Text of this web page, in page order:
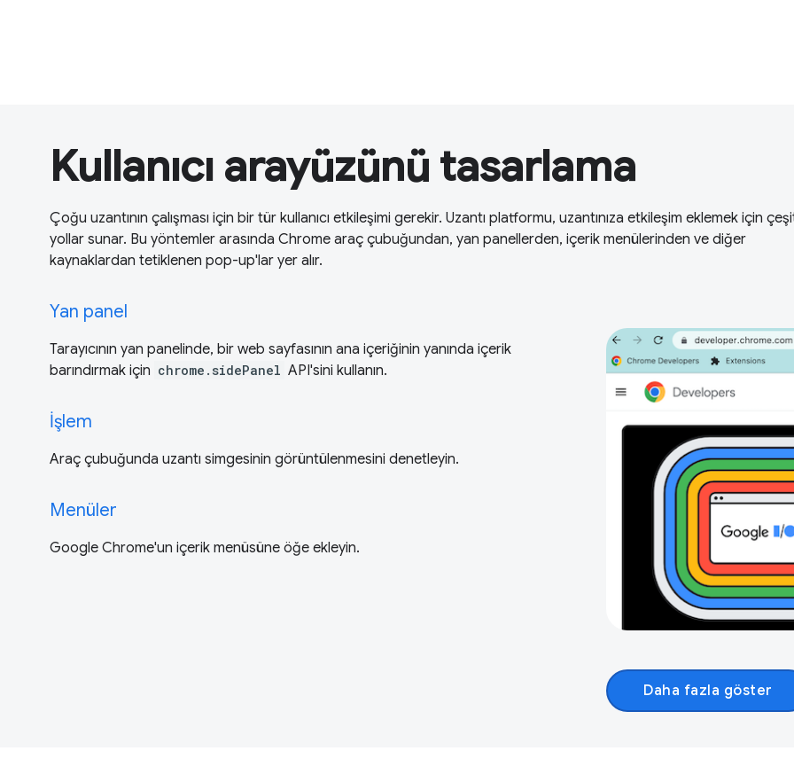
Kullanıcı arayüzünü tasarlama
Çoğu uzantının çalışması için bir tür kullanıcı etkileşimi gerekir. Uzantı platformu, uzantınıza etkileşim eklemek için
yollar sunar. Bu yöntemler arasında Chrome araç çubuğundan, yan panellerden, içerik menülerinden ve diğer
kaynaklardan tetiklenen pop-up'lar yer alır.
Yan panel
Tarayıcının yan panelinde, bir web sayfasının ana içeriğinin yanında içerik
barındırmak için chrome.sidePanel API'sini kullanın.
İşlem
Araç çubuğunda uzantı simgesinin görüntülenmesini denetleyin.
Menüler
Google Chrome'un içerik menüsüne öğe ekleyin.
Daha fazla göster